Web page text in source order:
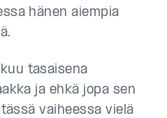
hänen aiempia
tasaisena
ja ehkä jopa sen
vaiheessa vielä